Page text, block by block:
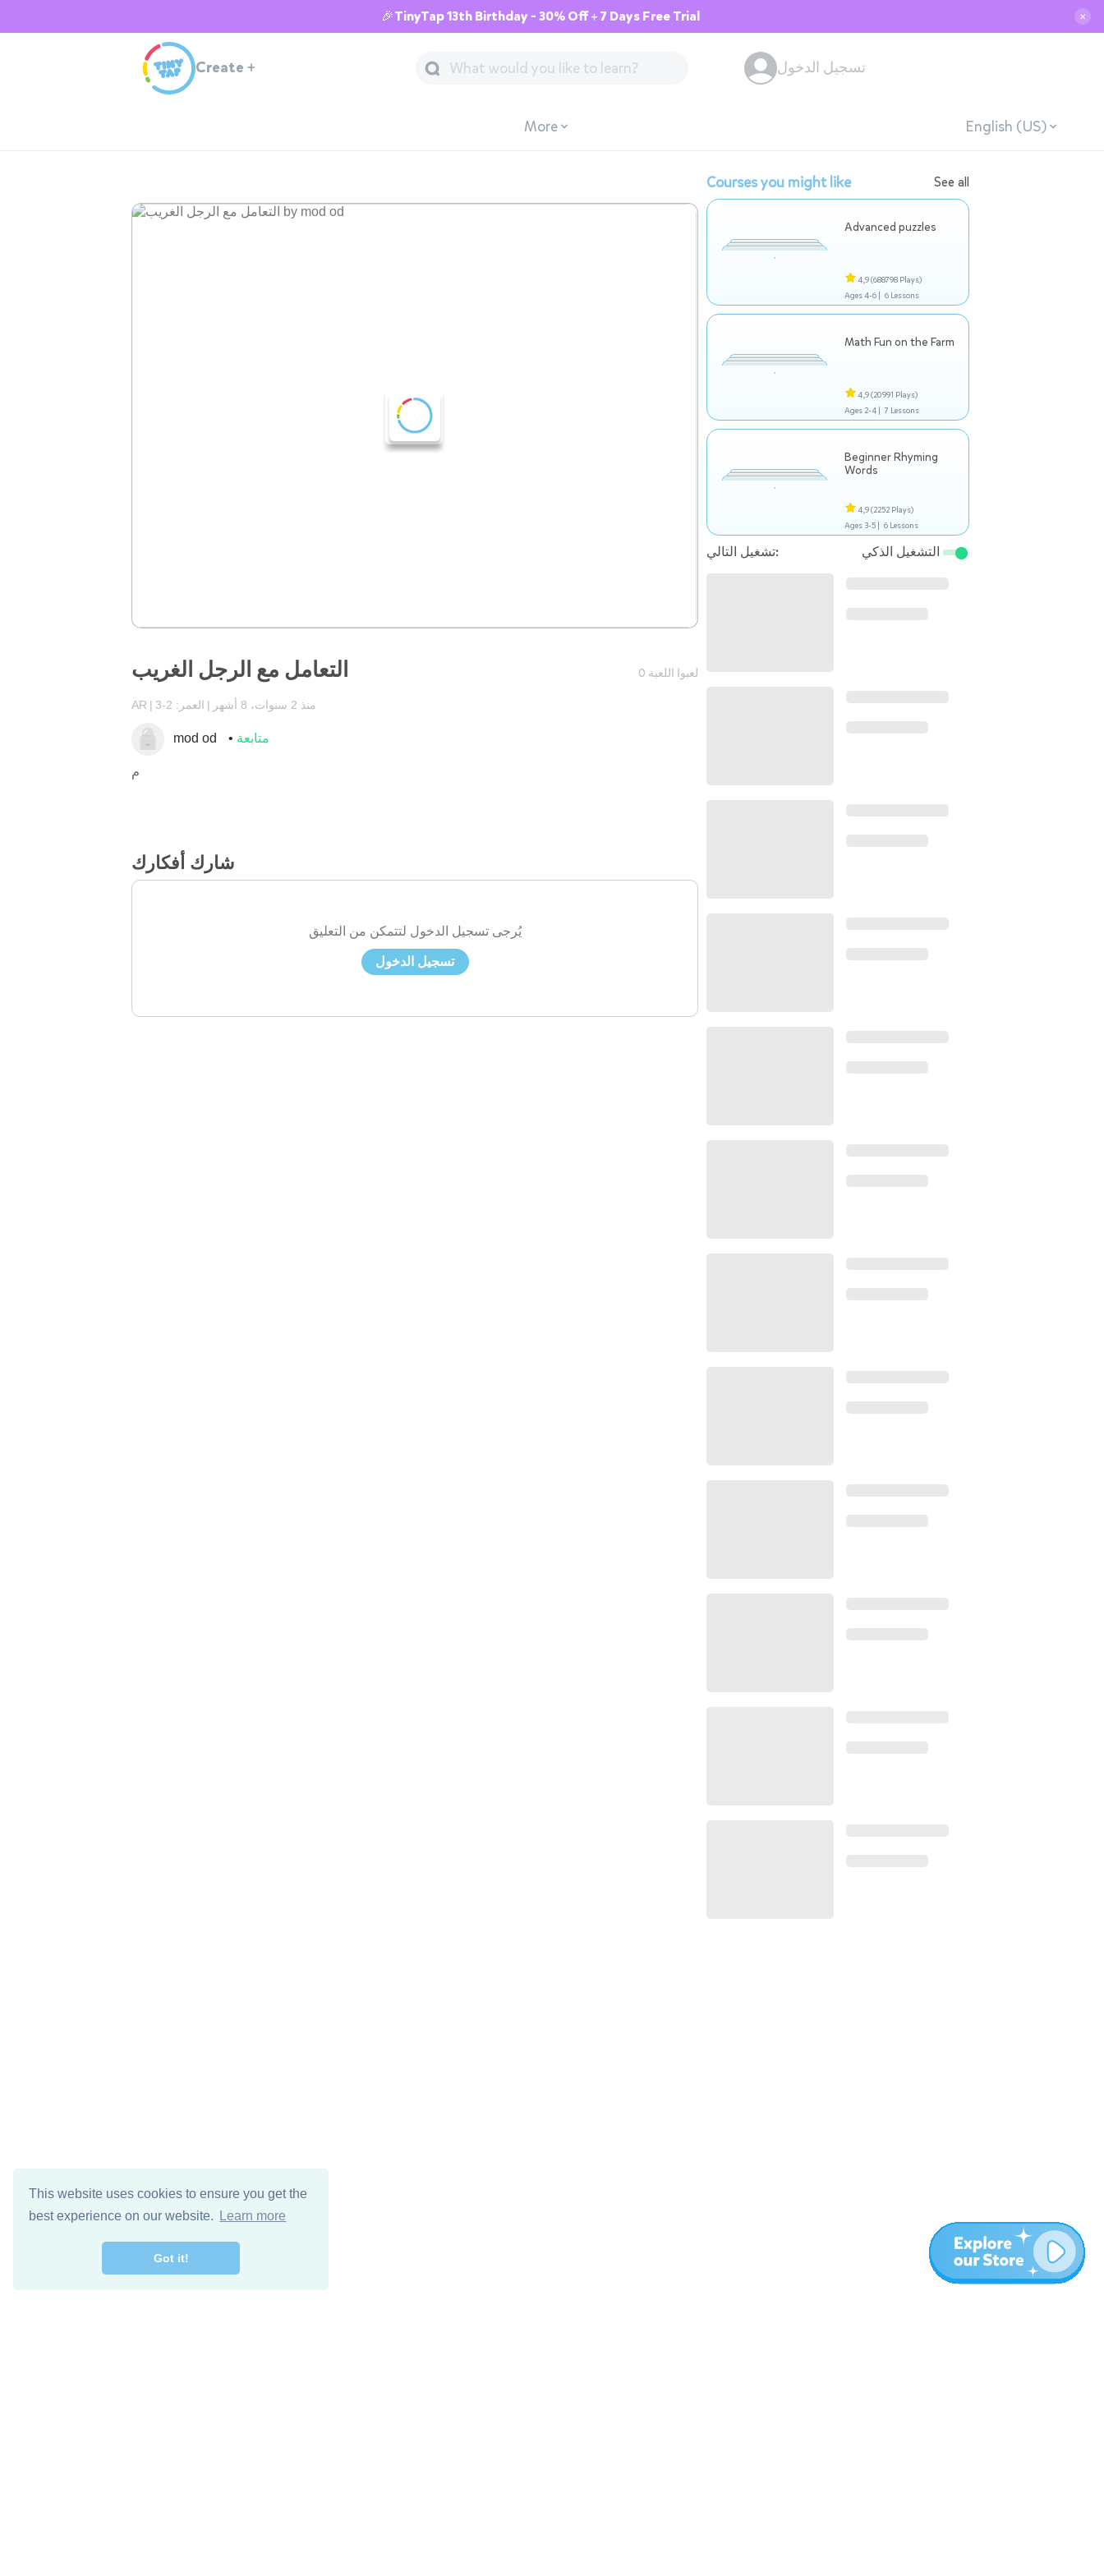
This website uses cookies to ensure you get the
best experience on our website.
Learn more
Got it!
🎉TinyTap 13th Birthday - 30% Off + 7 Days Free Trial ✕
Create + تسجيل الدخول
More English (US)
التعامل مع الرجل الغريب 0 لعبوا اللعبة
AR العمر: 2-3 منذ 2 سنوات، 8 أشهر
mod od متابعة
م
شارك أفكارك
يُرجى تسجيل الدخول لتتمكن من التعليق
تسجيل الدخول
Courses you might like See all
Advanced puzzles
4,9(688798 Plays)
Ages 4-6 | 6 Lessons
Math Fun on the Farm
4,9(20991 Plays)
Ages 2-4 | 7 Lessons
Beginner Rhyming
Words
4,9(2252 Plays)
Ages 3-5 | 6 Lessons
تشغيل التالي: